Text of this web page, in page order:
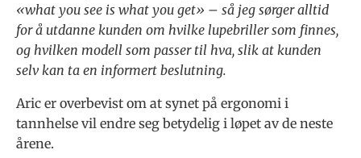
«what you see is what you get» – så jeg sørger alltid
for å utdanne kunden om hvilke lupebriller som finnes,
og hvilken modell som passer til hva, slik at kunden
selv kan ta en informert beslutning.
Aric er overbevist om at synet på ergonomi i
tannhelse vil endre seg betydelig i løpet av de neste
årene.